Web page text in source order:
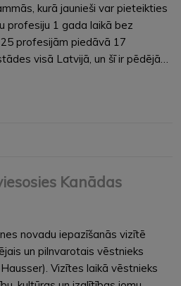
kurā jaunieši var pieteikties
profesiju 1 gada laikā bez
profesijām piedāvā 17
visā Latvijā, un šī ir pēdējā…
Kanādas
novadu iepazīšanās vizītē
un pilnvarotais vēstnieks
Vizītes laikā vēstnieks